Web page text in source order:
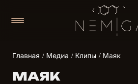
Главная Медиа Клипы Маяк
МАЯК